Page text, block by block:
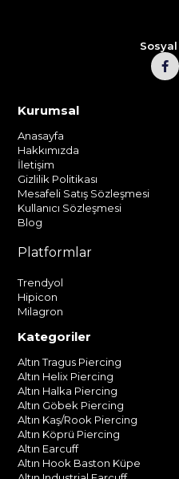
Kurumsal
Anasayfa
Hakkımızda
İletişim
Gizlilik Politikası
Mesafeli Satış Sözleşmesi
Kullanıcı Sözleşmesi
Blog
Platformlar
Trendyol
Hipicon
Milagron
Kategoriler
Altın Tragus Piercing
Altın Helix Piercing
Altın Halka Piercing
Altın Göbek Piercing
Altın Kaş/Rook Piercing
Altın Köprü Piercing
Altın Earcuff
Altın Hook Baston Küpe